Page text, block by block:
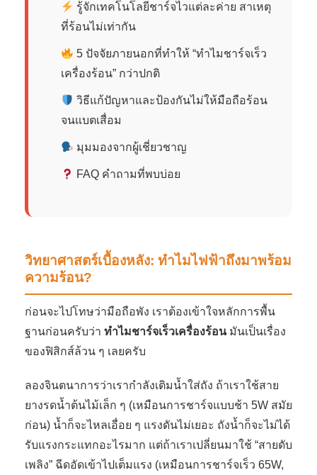
รู้จักเทคโนโลยีชาร์จไวแต่ละค่าย สาเหตุ
ที่ร้อนไม่เท่ากัน
5 ปัจจัยภายนอกที่ทำให้ “ทำไมชาร์จเร็ว
เครื่องร้อน” กว่าปกติ
วิธีแก้ปัญหาและป้องกันไม่ให้มือถือร้อน
จนแบตเสื่อม
มุมมองจากผู้เชี่ยวชาญ
FAQ คำถามที่พบบ่อย
วิทยาศาสตร์เบื้องหลัง: ทำไมไฟฟ้าถึงมาพร้อม
ความร้อน?
ก่อนจะไปโทษว่ามือถือพัง เราต้องเข้าใจหลักการพื้น
ฐานก่อนครับว่า ทำไมชาร์จเร็วเครื่องร้อนมันเป็นเรื่อง
ของฟิสิกส์ล้วน ๆ เลยครับ
ลองจินตนาการว่าเรากำลังเติมน้ำใส่ถัง ถ้าเราใช้สาย
ยางรดน้ำต้นไม้เล็ก ๆ (เหมือนการชาร์จแบบช้า 5W สมัย
ก่อน) น้ำก็จะไหลเอื่อย ๆ แรงดันไม่เยอะ ถังน้ำก็จะไม่ได้
รับแรงกระแทกอะไรมาก แต่ถ้าเราเปลี่ยนมาใช้ “สายดับ
เพลิง” ฉีดอัดเข้าไปเต็มแรง (เหมือนการชาร์จเร็ว 65W,